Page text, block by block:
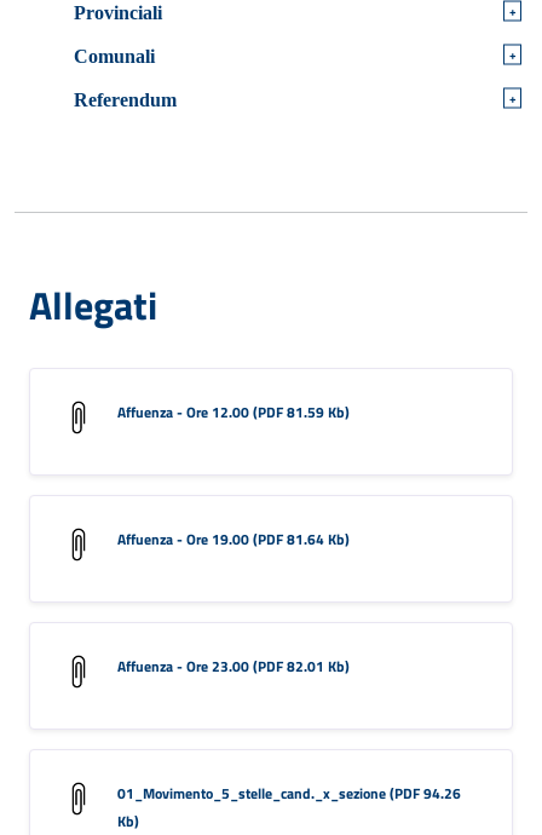
Provinciali +
Comunali +
Referendum +
Allegati
Affuenza - Ore 12.00 (PDF 81.59 Kb)
Affuenza - Ore 19.00 (PDF 81.64 Kb)
Affuenza - Ore 23.00 (PDF 82.01 Kb)
01_Movimento_5_stelle_cand._x_sezione (PDF 94.26
Kb)